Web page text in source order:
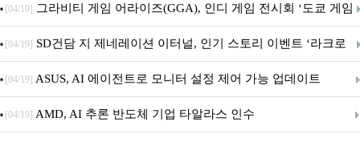
내 정식 출시
[04/19] 그라비티 게임 어라이즈(GGA), 인디 게임 전시회 ‘도쿄 게임
던전 13’ 참가!
[04/19] SD건담 지 제네레이션 이터널, 인기 스토리 이벤트 ‘라크로
아의 용사’ 재개최 및 풍성한 기념 이벤트 실시!
[04/19] ASUS, AI 에이전트로 모니터 설정 제어 가능 업데이트
[04/19] AMD, AI 추론 반도체 기업 타알라스 인수